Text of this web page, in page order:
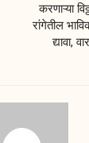
करणाऱ्या
रांगेतील
द्यावा,